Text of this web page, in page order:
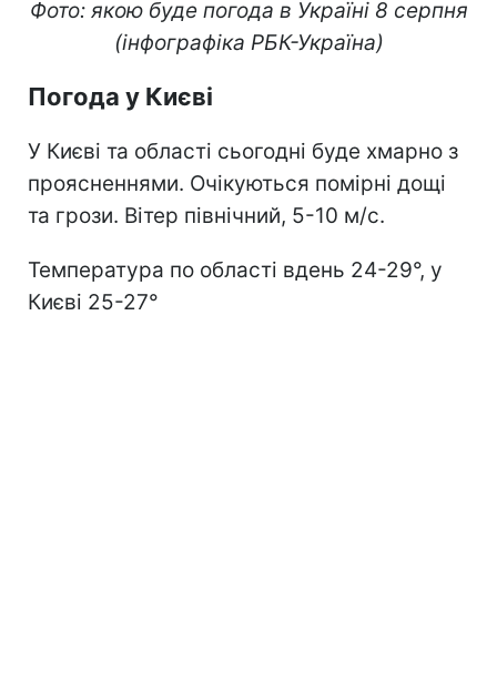
Фото: якою буде погода в Україні 8 серпня
(інфографіка РБК-Україна)
Погода у Києві
У Києві та області сьогодні буде хмарно з
проясненнями. Очікуються помірні дощі
та грози. Вітер північний, 5-10 м/с.
Температура по області вдень 24-29°, у
Києві 25-27°